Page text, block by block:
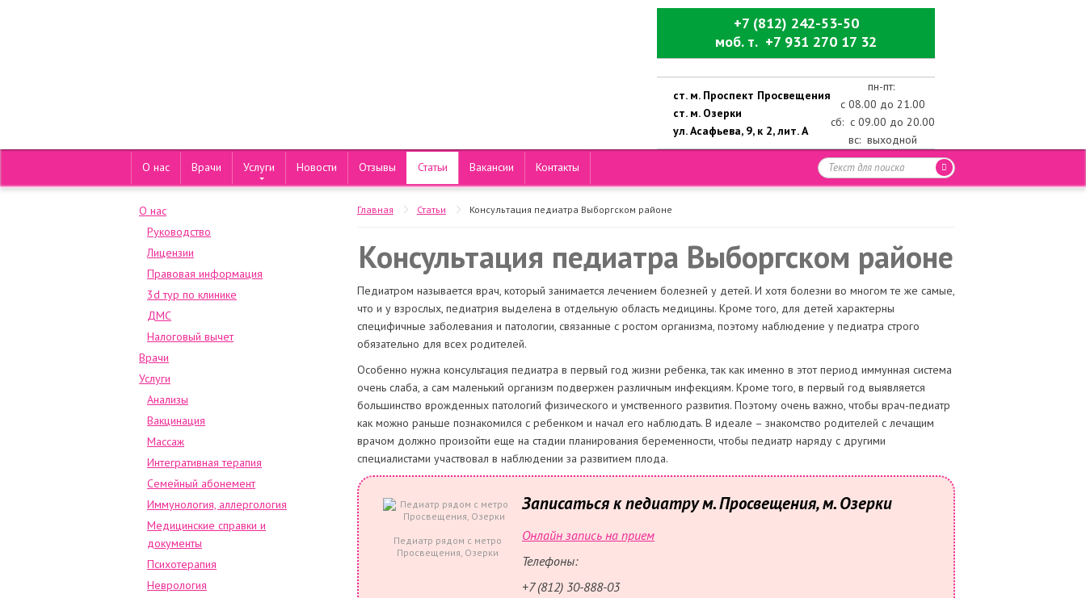
+7 (812) 242-53-50
моб. т. +7 931 270 17 32
ст. м. Проспект Просвещения
ст. м. Озерки
ул. Асафьева, 9, к 2, лит. А
пн-пт:
с 08.00 до 21.00
сб: с 09.00 до 20.00
вс: выходной
О нас
Врачи Услуги Новости Отзывы Статьи Вакансии Контакты
О нас
Руководство
Лицензии
Правовая информация
3d тур по клинике
ДМС
Налоговый вычет
Врачи
Услуги
Анализы
Вакцинация
Массаж
Интегративная терапия
Семейный абонемент
Иммунология, аллергология
Медицинские справки и
документы
Психотерапия
Неврология
Главная Статьи Консультация педиатра Выборгском районе
Консультация педиатра Выборгском районе
Педиатром называется врач, который занимается лечением болезней у детей. И хотя болезни во многом те же самые,
что и у взрослых, педиатрия выделена в отдельную область медицины. Кроме того, для детей характерны
специфичные заболевания и патологии, связанные с ростом организма, поэтому наблюдение у педиатра строго
обязательно для всех родителей.
Особенно нужна консультация педиатра в первый год жизни ребенка, так как именно в этот период иммунная система
очень слаба, а сам маленький организм подвержен различным инфекциям. Кроме того, в первый год выявляется
большинство врожденных патологий физического и умственного развития. Поэтому очень важно, чтобы врач-педиатр
как можно раньше познакомился с ребенком и начал его наблюдать. В идеале – знакомство родителей с лечащим
врачом должно произойти еще на стадии планирования беременности, чтобы педиатр наряду с другими
специалистами участвовал в наблюдении за развитием плода.
Педиатр рядом с метро
Просвещения, Озерки
Записаться к педиатру м. Просвещения, м. Озерки
Онлайн запись на прием
Телефоны:
+7 (812) 30-888-03